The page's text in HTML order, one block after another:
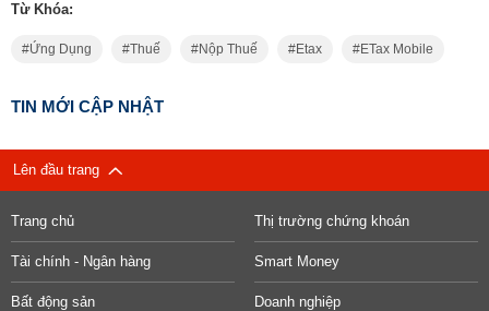
Từ Khóa:
Ứng Dụng Thuế Nộp Thuế Etax ETax Mobile
TIN MỚI CẬP NHẬT
Lên đầu trang
Trang chủ Thị trường chứng khoán
Tài chính - Ngân hàng Smart Money
Bất động sản Doanh nghiệp